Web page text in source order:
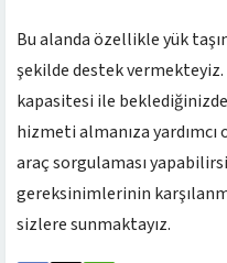
Bu alanda özellikle yük
şekilde destek
kapasitesi ile
hizmeti almanıza
araç sorgulaması
gereksinimlerinin
sizlere sunmaktayız.